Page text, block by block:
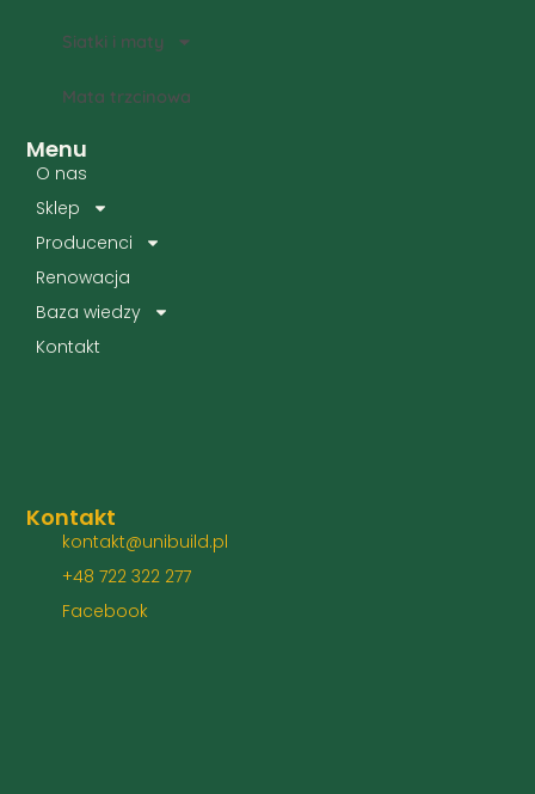
Menu
O nas
Sklep
Producenci
Renowacja
Baza wiedzy
Kontakt
Siatki i maty
Mata trzcinowa
Kontakt
kontakt@unibuild.pl
+48 722 322 277
Facebook